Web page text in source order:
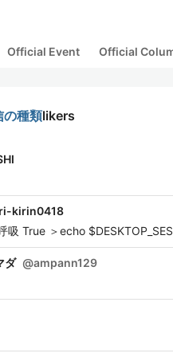
Official Event Official
の種類likers
kirin0418
吸 True ＞echo
ダ @ampann129